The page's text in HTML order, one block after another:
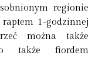
regionie
1-godzinnej
można także
także fiordem